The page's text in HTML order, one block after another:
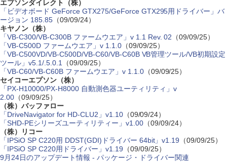
エプソンダイレクト（株）
「ビデオボード GeForce GTX275/GeForce GTX295用ドライバー」バ
ージョン 185.85（09/09/24）
キヤノン（株）
「VB-C300/VB-C300B ファームウエア」v 1.1 Rev. 02 （09/09/25）
「VB-C500D ファームウエア」v 1.1.0（09/09/25）
「VB-C500VD/VB-C500D/VB-C60/VB-C60B VB管理ツール/VB初期設定
ツール」v5.1/.5.0.1
（09/09/25）
「VB-C60/VB-C60B ファームウエア」v 1.1.0（09/09/25）
セイコーエプソン（株）
「PX-H10000/PX-H8000 自動測色器ユーティリティ」v
2.00（09/09/25）
（株）バッファロー
「DriveNavigator for HD-CLU2」v1.10（09/09/24）
「SHD-PEシリーズユーティリティー」v1.00（09/09/24）
（株）リコー
「IPSiO SP C220用 DDST(GDI)ドライバー 64bit」v1.19 （09/09/25）
「IPSiO SP C220用ドライバー」v1.19 （09/09/25）
9月24日のアップデート情報 - パッケージ・ドライバー関連